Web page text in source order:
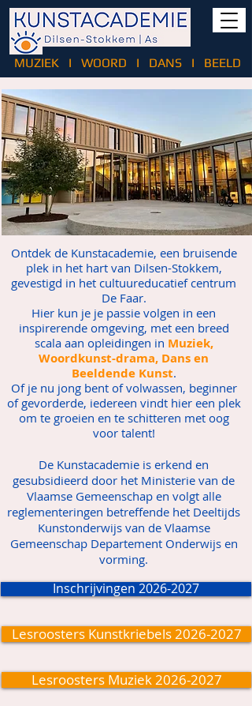
MUZIEK I WOORD I DANS I BEELD
Ontdek de Kunstacademie, een bruisende
plek in het hart van Dilsen-Stokkem,
gevestigd in het cultuureducatief centrum
De Faar.
Hier kun je je passie volgen in een
inspirerende omgeving, met een breed
scala aan opleidingen in Muziek,
Woordkunst-drama, Dans en
Beeldende Kunst.
Of je nu jong bent of volwassen, beginner
of gevorderde, iedereen vindt hier een plek
om te groeien en te schitteren met oog
voor talent!
De Kunstacademie is erkend en
gesubsidieerd door het Ministerie van de
Vlaamse Gemeenschap en volgt alle
reglementeringen betreffende het Deeltijds
Kunstonderwijs van de Vlaamse
Gemeenschap Departement Onderwijs en
vorming.
Inschrijvingen 2026-2027
Lesroosters Kunstkriebels 2026-2027
Lesroosters Muziek 2026-2027